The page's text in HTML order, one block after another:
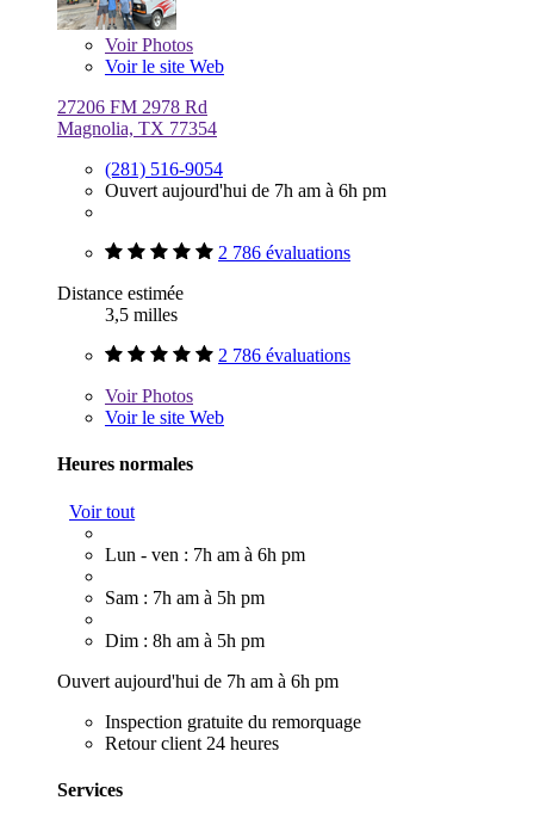
VoirPhotos
Voir le site Web
27206 FM 2978 Rd
Magnolia, TX 77354
(281) 516-9054
Ouvert aujourd'hui de 7h am à 6h pm
2 786 évaluations
Distance estimée
3,5 milles
2 786 évaluations
VoirPhotos
Voir le site Web
Heures normales
Voir tout
Lun - ven : 7h am à 6h pm
Sam : 7h am à 5h pm
Dim : 8h am à 5h pm
Ouvert aujourd'hui de 7h am à 6h pm
Inspection gratuite du remorquage
Retour client 24 heures
Services